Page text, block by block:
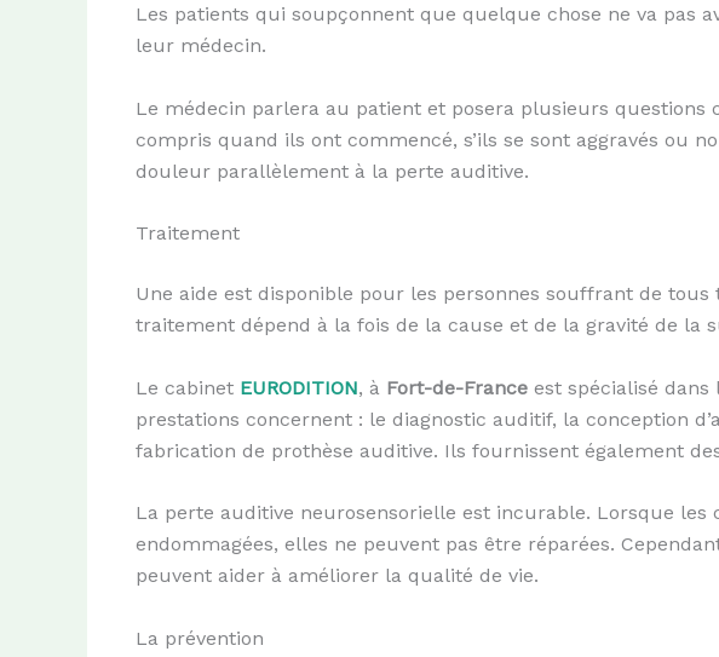
Les patients qui soupçonnent que quelque chose ne va pas
leur médecin.
Le médecin parlera au patient et posera plusieurs questions
compris quand ils ont commencé, s’ils se sont aggravés ou
douleur parallèlement à la perte auditive.
Traitement
Une aide est disponible pour les personnes souffrant de tous
traitement dépend à la fois de la cause et de la gravité de la
Le cabinet EURODITION, à Fort-de-France est spécialisé
prestations concernent : le diagnostic auditif, la conception
fabrication de prothèse auditive. Ils fournissent également
La perte auditive neurosensorielle est incurable. Lorsque les
endommagées, elles ne peuvent pas être réparées.
peuvent aider à améliorer la qualité de vie.
La prévention